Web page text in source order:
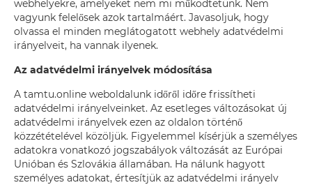
webhelyekre, amelyeket nem mi működtetünk. Nem
vagyunk felelősek azok tartalmáért. Javasoljuk, hogy
olvassa el minden meglátogatott webhely adatvédelmi
irányelveit, ha vannak ilyenek.
Az adatvédelmi irányelvek módosítása
A tamtu.online weboldalunk időről időre frissítheti
adatvédelmi irányelveinket. Az esetleges változásokat új
adatvédelmi irányelvek ezen az oldalon történő
közzétételével közöljük. Figyelemmel kísérjük a személyes
adatokra vonatkozó jogszabályok változását az Európai
Unióban és Szlovákia államában. Ha nálunk hagyott
személyes adatokat, értesítjük az adatvédelmi irányelv